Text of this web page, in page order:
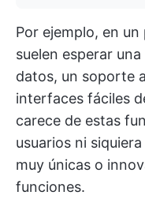
Por ejemplo, en
suelen esperar
datos, un soporte
interfaces fáciles
carece de estas
usuarios ni
muy únicas o
funciones.